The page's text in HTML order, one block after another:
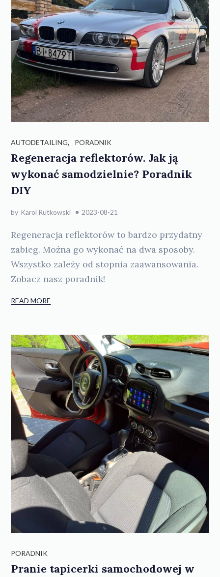
AUTODETAILING, PORADNIK
Regeneracja reflektorów. Jak ją
wykonać samodzielnie? Poradnik
DIY
by Karol Rutkowski 2023-08-21
Regeneracja reflektorów to bardzo przydatny
zabieg. Można go wykonać na dwa sposoby.
Wszystko zależy od stopnia zaawansowania.
Zobacz nasz poradnik!
READ MORE
PORADNIK
Pranie tapicerki samochodowej w